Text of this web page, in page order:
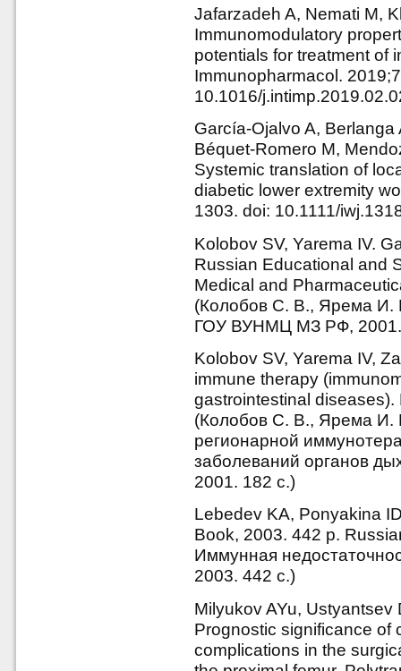
Jafarzadeh A, Nemati M,
Immunomodulatory
potentials for treatment of
Immunopharmacol.
10.1016/
García-Ojalvo A,
Béquet-Romero M,
Systemic translation of
diabetic lower extremity
1303. doi: 10.1111/
Kolobov SV, Yarema IV.
Russian Educational and
Medical and
(Колобов С. В., Ярема И.
ГОУ ВУНМЦ МЗ РФ, 2001.
Kolobov SV, Yarema IV,
immune therapy
gastrointestinal
(Колобов С. В., Ярема И.
регионарной
заболеваний органов
2001. 182 с.)
Lebedev KA, Ponyakina
Book, 2003. 442 p.
Иммунная
2003. 442 с.)
Milyukov AYu, Ustyantsev
Prognostic significance of
complications in the